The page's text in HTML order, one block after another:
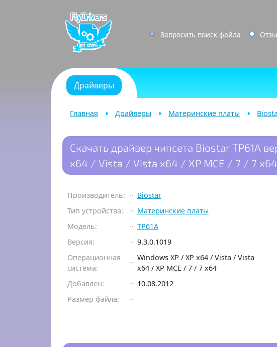
Запросить поиск файла
Драйверы
Главная Драйверы Материнские платы
Скачать драйвер чипсета Biostar TP61A
x64 / Vista / Vista x64 / XP MCE / 7 / 7 x64
Производитель:
Biostar
Тип устройства:
Материнские платы
Модель:
TP61A
Версия:
9.3.0.1019
Операционная
система:
Windows XP / XP x64 / Vista / Vista
x64 / XP MCE / 7 / 7 x64
Добавлен:
10.08.2012
Размер файла: